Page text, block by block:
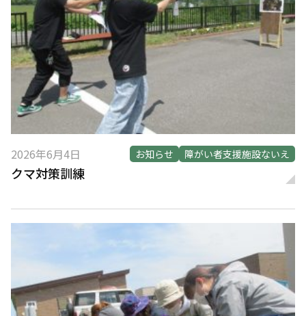
2026年6月4日 お知らせ 障がい者支援施設ないえ
クマ対策訓練